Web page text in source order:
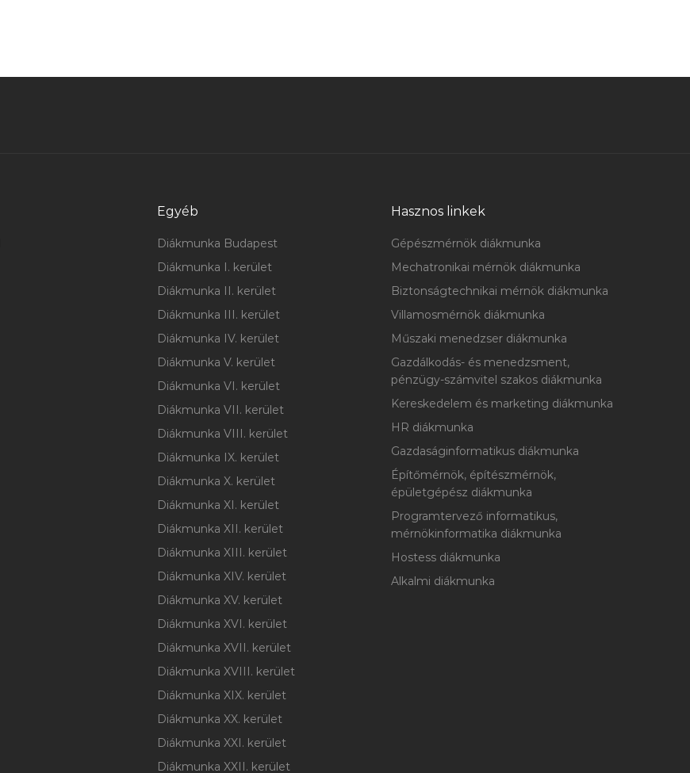
Egyéb
Diákmunka Budapest
Diákmunka I. kerület
Diákmunka II. kerület
Diákmunka III. kerület
Diákmunka IV. kerület
Diákmunka V. kerület
Diákmunka VI. kerület
Diákmunka VII. kerület
Diákmunka VIII. kerület
Diákmunka IX. kerület
Diákmunka X. kerület
Diákmunka XI. kerület
Diákmunka XII. kerület
Diákmunka XIII. kerület
Diákmunka XIV. kerület
Diákmunka XV. kerület
Diákmunka XVI. kerület
Diákmunka XVII. kerület
Diákmunka XVIII. kerület
Diákmunka XIX. kerület
Diákmunka XX. kerület
Diákmunka XXI. kerület
Diákmunka XXII. kerület
Hasznos linkek
Gépészmérnök diákmunka
Mechatronikai mérnök diákmunka
Biztonságtechnikai mérnök diákmunka
Villamosmérnök diákmunka
Műszaki menedzser diákmunka
Gazdálkodás- és menedzsment,
pénzügy-számvitel szakos diákmunka
Kereskedelem és marketing diákmunka
HR diákmunka
Gazdaságinformatikus diákmunka
Építőmérnök, építészmérnök,
épületgépész diákmunka
Programtervező informatikus,
mérnökinformatika diákmunka
Hostess diákmunka
Alkalmi diákmunka